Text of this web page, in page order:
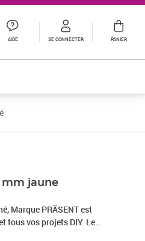
AIDE SE CONNECTER PANIER
mm jaune
Marque PRÄSENT est
tous vos projets DIY. Le
en 100 % matériaux